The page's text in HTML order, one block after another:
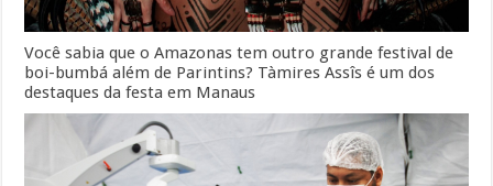
Você sabia que o Amazonas tem outro grande festival de
boi-bumbá além de Parintins? Tàmires Assîs é um dos
destaques da festa em Manaus